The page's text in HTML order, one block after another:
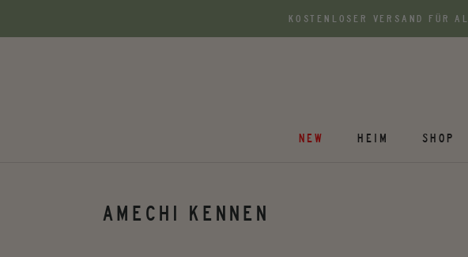
KOSTENLOSER VERSAND FÜR
NEW HEIM SHOP
AMECHI KENNEN